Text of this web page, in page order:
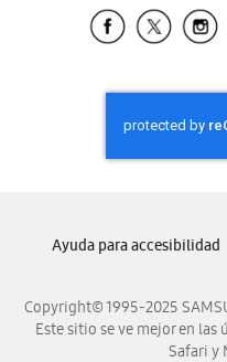
Copyright© 1995-2025
Este sitio se ve mejor en
Safari y
Ayuda para accesibilidad